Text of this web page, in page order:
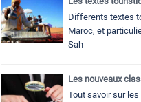
Differents textes
Maroc, et
Sah
Les nouveaux
Tout savoir sur